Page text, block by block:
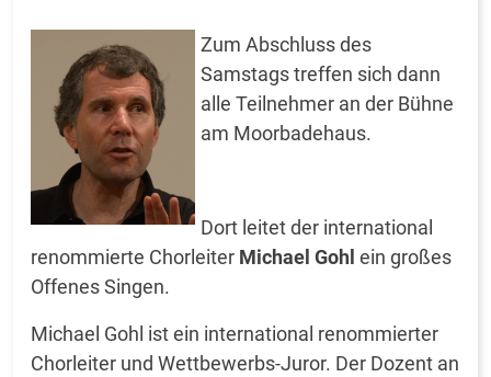
Zum Abschluss des
Samstags treffen sich dann
alle Teilnehmer an der Bühne
am Moorbadehaus.
Dort leitet der international
renommierte Chorleiter Michael Gohl ein großes
Offenes Singen.
Michael Gohl ist ein international renommierter
Chorleiter und Wettbewerbs-Juror. Der Dozent an